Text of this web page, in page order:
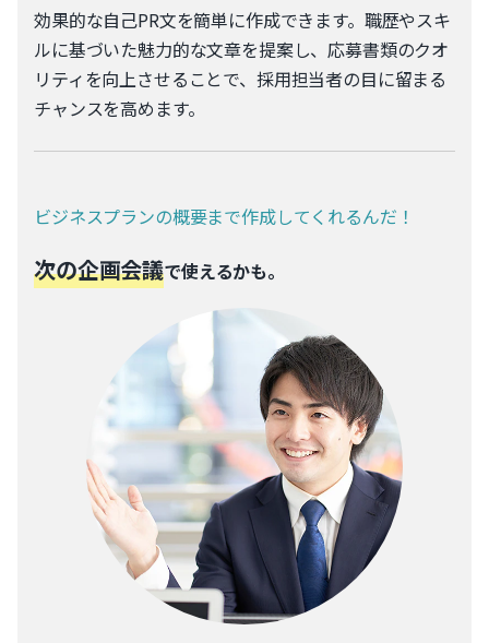
効果的な自己PR文を簡単に作成できます。職歴やスキ
ルに基づいた魅力的な文章を提案し、応募書類のクオ
リティを向上させることで、採用担当者の目に留まる
チャンスを高めます。
ビジネスプランの概要まで作成してくれるんだ！
次の企画会議で使えるかも。